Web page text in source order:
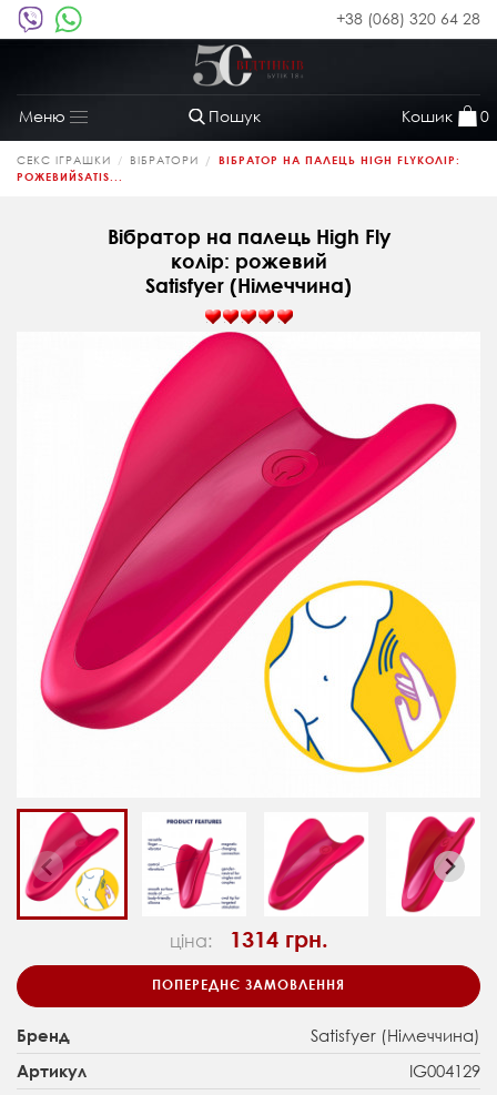
+38 (068) 320 64 28
Пошук Кошик 0
Меню
Toggle
navigation
СЕКС ІГРАШКИ ВІБРАТОРИ
ВІБРАТОР НА ПАЛЕЦЬ HIGH FLYКОЛІР:
РОЖЕВИЙSATIS...
Вібратор на палець High Fly
колір: рожевий
Satisfyer (Німеччина)
ціна: 1314 грн.
ПОПЕРЕДНЄ ЗАМОВЛЕННЯ
Бренд Satisfyer (Німеччина)
Артикул IG004129